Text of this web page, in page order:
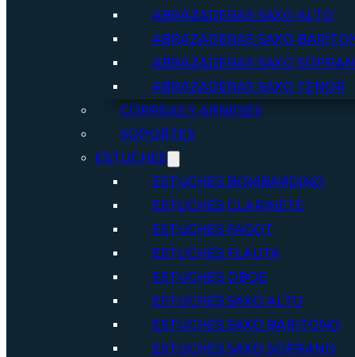
ABRAZADERAS SAXO ALTO
ABRAZADERAS SAXO
ABRAZADERAS SAXO
ABRAZADERAS SAXO TENOR
CORREAS Y ARNESES
SOPORTES
ESTUCHES
ESTUCHES BOMBARDINO
ESTUCHES CLARINETE
ESTUCHES FAGOT
ESTUCHES FLAUTA
ESTUCHES OBOE
ESTUCHES SAXO ALTO
ESTUCHES SAXO BARITONO
ESTUCHES SAXO SOPRANO